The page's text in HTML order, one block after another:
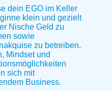
dein EGO im Keller
klein und gezielt
Nische Geld zu
sowie
zu betreiben.
Mindset und
sich mit
Business.